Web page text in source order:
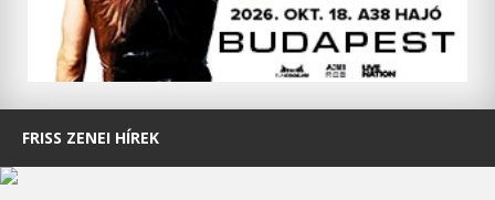
FRISS ZENEI HÍREK